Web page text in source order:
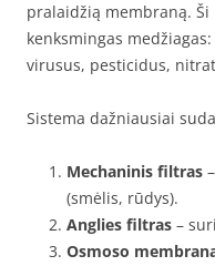
pralaidžią membraną.
kenksmingas
virusus, pesticidus,
Sistema dažniausiai
Mechaninis filtras
(smėlis, rūdys).
Anglies filtras –
Osmoso